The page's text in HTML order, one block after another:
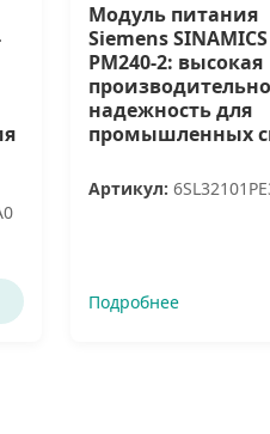
Модуль питания
Siemens
PM240-2: высокая
надежность для
промышленных
Артикул:
Подробнее